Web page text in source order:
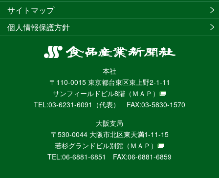
食
産
業
新
聞
社
ニ
ュ
ー
本社
〒110-0015 東京都台東区東上野2-1-11
サンフィールドビル8階 （ＭＡＰ）
TEL:03-6231-6091（代表） FAX:03-5830-1570
大阪支局
〒530-0044 大阪市北区東天満1-11-15
若杉グランドビル別館 （ＭＡＰ）
TEL:06-6881-6851 FAX:06-6881-6859
サイトマップ
個人情報保護方針